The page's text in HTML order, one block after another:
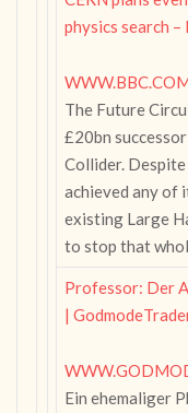
physics search –
The Future
£20bn
Collider. Despite
achieved any of
existing Large
to stop that
Professor: Der
|
Ein ehemaliger